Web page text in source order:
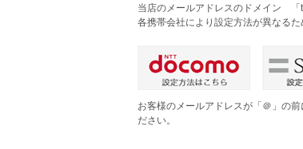
当店のメールアドレスのドメイン 「
各携帯会社により設定方法が異なる
お客様のメールアドレスが「＠」の
ださい。